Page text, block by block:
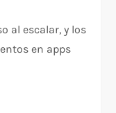
al escalar, y los
en apps